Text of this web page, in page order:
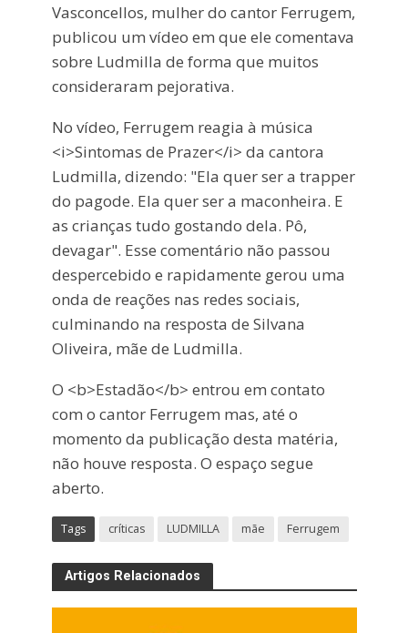
Vasconcellos, mulher do cantor Ferrugem,
publicou um vídeo em que ele comentava
sobre Ludmilla de forma que muitos
consideraram pejorativa.
No vídeo, Ferrugem reagia à música
<i>Sintomas de Prazer</i> da cantora
Ludmilla, dizendo: "Ela quer ser a trapper
do pagode. Ela quer ser a maconheira. E
as crianças tudo gostando dela. Pô,
devagar". Esse comentário não passou
despercebido e rapidamente gerou uma
onda de reações nas redes sociais,
culminando na resposta de Silvana
Oliveira, mãe de Ludmilla.
O <b>Estadão</b> entrou em contato
com o cantor Ferrugem mas, até o
momento da publicação desta matéria,
não houve resposta. O espaço segue
aberto.
Tags críticas LUDMILLA mãe Ferrugem
Artigos Relacionados